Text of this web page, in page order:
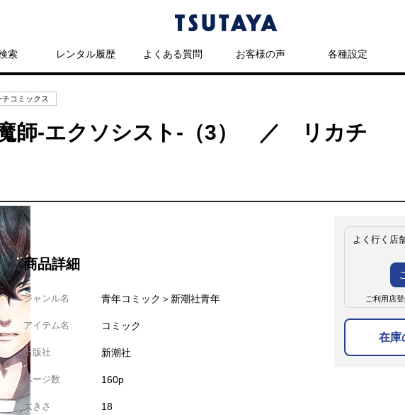
索 レンタル履歴 よくある質問 お客様の声 各種設定
チコミックス
魔師-エクソシスト-（3） ／ リカチ
商品詳細
ジャンル名 青年コミック＞新潮社青年
アイテム名 コミック
出版社 新潮社
ページ数 160p
大きさ 18
よく行く店
ご利用店
在庫